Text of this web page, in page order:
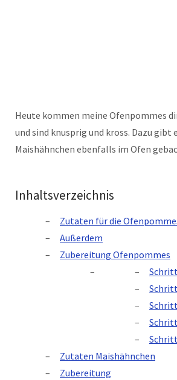
Heute kommen meine Ofenpommes
und sind knusprig und kross. Dazu gibt
Maishähnchen ebenfalls im Ofen
Inhaltsverzeichnis
Zutaten für die
Außerdem
Zubereitung Ofenpommes
Zutaten Maishähnchen
Zubereitung